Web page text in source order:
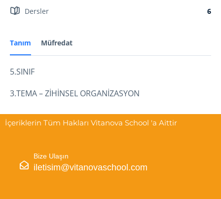
Tanım Müfredat
5.SINIF
3.TEMA – ZİHİNSEL ORGANİZASYON
Dersler 6
İçeriklerin Tüm Hakları Vitanova School 'a Aittir
Bize Ulaşın
iletisim@vitanovaschool.com